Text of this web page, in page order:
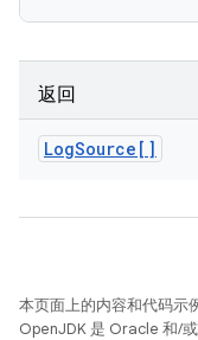
返回
LogSource[]
本页面上的内容和代码示
OpenJDK 是 Oracle 和/